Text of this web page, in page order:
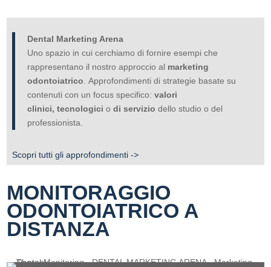
Dental Marketing Arena
Uno spazio in cui cerchiamo di fornire esempi che
rappresentano il nostro approccio al marketing
odontoiatrico. Approfondimenti di strategie basate su
contenuti con un focus specifico: valori
clinici, tecnologici o di servizio dello studio o del
professionista.
Scopri tutti gli approfondimenti ->
MONITORAGGIO
ODONTOIATRICO A
DISTANZA